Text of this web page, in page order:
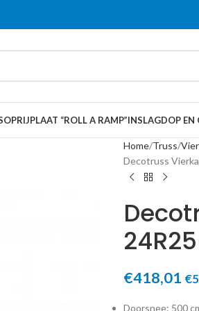
OPRIJPLAAT “ROLL A RAMP”INSLAGDOP EN
Home Truss
Decotruss
€418,01 €
Doorsnee: 500